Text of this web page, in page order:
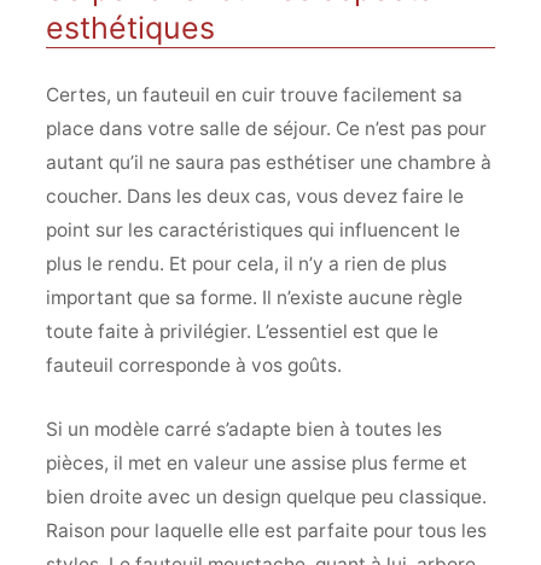
esthétiques
Certes, un fauteuil en cuir trouve facilement sa
place dans votre salle de séjour. Ce n’est pas pour
autant qu’il ne saura pas esthétiser une chambre à
coucher. Dans les deux cas, vous devez faire le
point sur les caractéristiques qui influencent le
plus le rendu. Et pour cela, il n’y a rien de plus
important que sa forme. Il n’existe aucune règle
toute faite à privilégier. L’essentiel est que le
fauteuil corresponde à vos goûts.
Si un modèle carré s’adapte bien à toutes les
pièces, il met en valeur une assise plus ferme et
bien droite avec un design quelque peu classique.
Raison pour laquelle elle est parfaite pour tous les